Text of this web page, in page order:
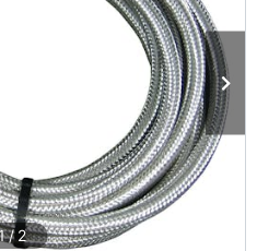
/2